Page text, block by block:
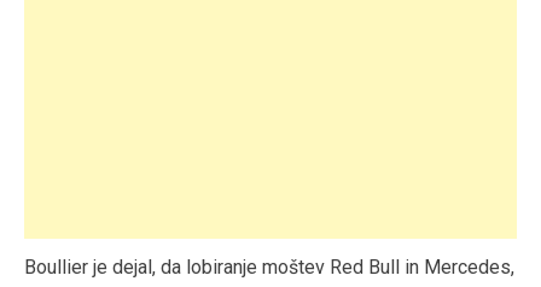
Boullier je dejal, da lobiranje moštev Red Bull in Mercedes,